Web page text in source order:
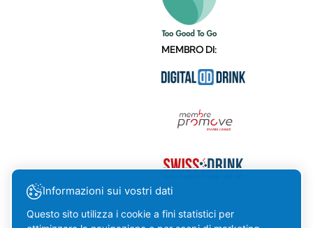
MEMBRO DI:
Informazioni sui vostri dati
Questo sito utilizza i cookie a fini statistici per